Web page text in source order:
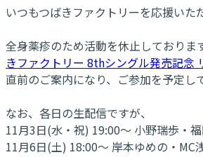
いつもつばきファクトリーを応援いた
全身薬疹のため活動を休止しており
きファクトリー 8thシングル発売記念
直前のご案内になり、ご参加を予定
なお、各日の生配信ですが、
11月3日(水・祝) 19:00～ 小野瑞歩・
11月6日(土) 18:00～ 岸本ゆめの・MC